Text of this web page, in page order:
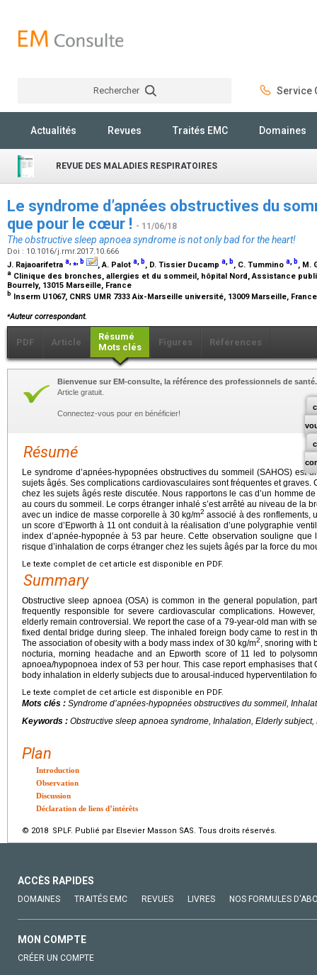
Rechercher Service
Actualités Revues Traités EMC Domaines
REVUE DES MALADIES RESPIRATOIRES
Le syndrome d’apnées obstructives du
que pour le cœur ! - 11/06/18
The obstructive sleep apnoea syndrome is not only bad for the heart!
Doi : 10.1016/j.rmr.2017.10.666
J. Rajaoarifetra a,⁎, b , A. Palot a, b, D. Tissier Ducamp a, b, C. Tummino a, b, M.
a Clinique des bronches, allergies et du sommeil, hôpital Nord, Assistance
Bourrely, 13015 Marseille, France
b Inserm U1067, CNRS UMR 7333 Aix-Marseille université, 13009 Marseille,
⁎Auteur correspondant.
PDF Article
Résumé
Mots clés
Figures Références
Bienvenue sur EM-consulte, la référence des professionnels de santé.
Article gratuit.
Connectez-vous pour en bénéficier!
Résumé
Le syndrome d’apnées-hypopnées obstructives du sommeil (SAHOS) est
sujets âgés. Ses complications cardiovasculaires sont fréquentes et graves.
chez les sujets âgés reste discutée. Nous rapportons le cas d’un homme
au cours du sommeil. Le corps étranger inhalé s’est arrêté au niveau de la
avec un indice de masse corporelle à 30 kg/m2 associé à des ronflements,
un score d’Epworth à 11 ont conduit à la réalisation d’une polygraphie
index d’apnée-hypopnée à 53 par heure. Cette observation souligne
risque d’inhalation de corps étranger chez les sujets âgés par la force du
Le texte complet de cet article est disponible en PDF.
Summary
Obstructive sleep apnoea (OSA) is common in the general population,
frequently responsible for severe cardiovascular complications.
elderly remain controversial. We report the case of a 79-year-old man with
fixed dental bridge during sleep. The inhaled foreign body came to rest in
The association of obesity with a body mass index of 30 kg/m2, snoring with
nocturia, morning headache and an Epworth score of 11 led to
apnoea/hypopnoea index of 53 per hour. This case report emphasises that
body inhalation in elderly subjects due to arousal-induced hyperventilation
Le texte complet de cet article est disponible en PDF.
Mots clés : Syndrome d’apnées-hypopnées obstructives du sommeil,
Keywords : Obstructive sleep apnoea syndrome, Inhalation, Elderly subject,
Plan
Introduction
Observation
Discussion
Déclaration de liens d’intérêts
© 2018 SPLF. Publié par Elsevier Masson SAS. Tous droits réservés.
ACCÈS RAPIDES
DOMAINES TRAITÉS EMC REVUES LIVRES NOS FORMULES
MON COMPTE
CRÉER UN COMPTE